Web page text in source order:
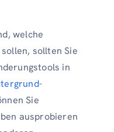
welche
sollten Sie
in
Sie
ausprobieren